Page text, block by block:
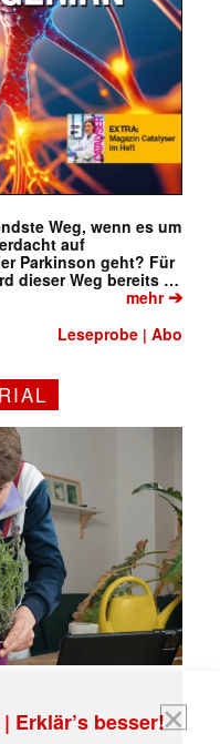
informiert.
Weg, wenn es um
auf
Parkinson geht? Für
dieser Weg bereits …
mehr➔
Leseprobe |Abo
Erklär’s besser!